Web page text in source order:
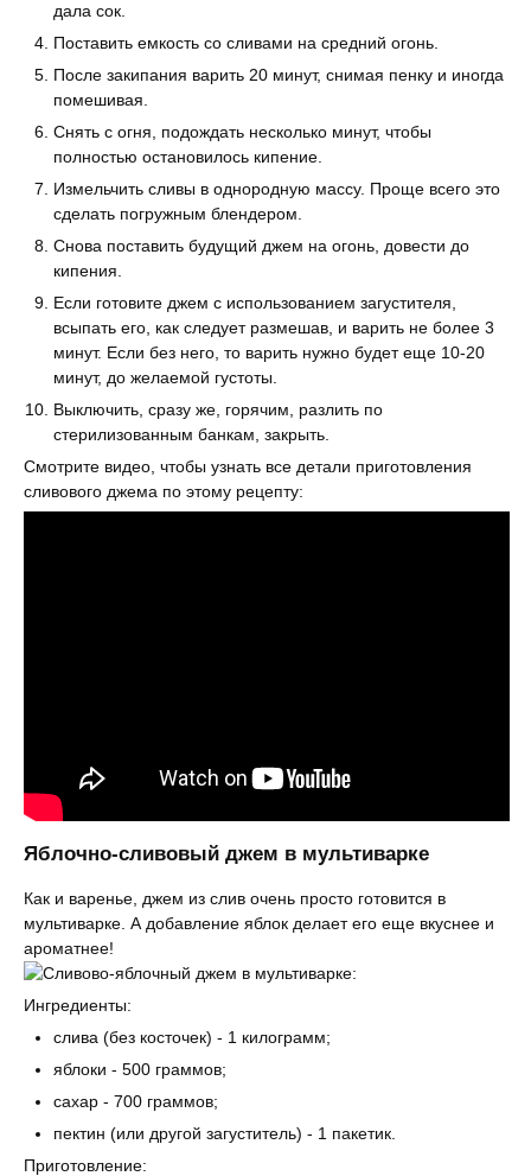
дала сок.
Поставить емкость со сливами на средний огонь.
После закипания варить 20 минут, снимая пенку и иногда
помешивая.
Снять с огня, подождать несколько минут, чтобы
полностью остановилось кипение.
Измельчить сливы в однородную массу. Проще всего это
сделать погружным блендером.
Снова поставить будущий джем на огонь, довести до
кипения.
Если готовите джем с использованием загустителя,
всыпать его, как следует размешав, и варить не более 3
минут. Если без него, то варить нужно будет еще 10-20
минут, до желаемой густоты.
Выключить, сразу же, горячим, разлить по
стерилизованным банкам, закрыть.
Смотрите видео, чтобы узнать все детали приготовления
сливового джема по этому рецепту:
Яблочно-сливовый джем в мультиварке
Как и варенье, джем из слив очень просто готовится в
мультиварке. А добавление яблок делает его еще вкуснее и
ароматнее!
Ингредиенты:
слива (без косточек) - 1 килограмм;
яблоки - 500 граммов;
сахар - 700 граммов;
пектин (или другой загуститель) - 1 пакетик.
Приготовление: